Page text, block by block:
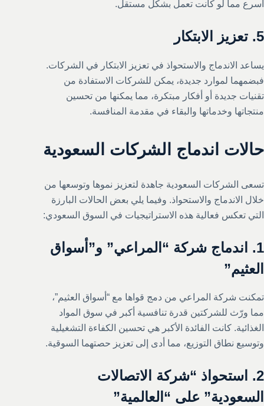
أسرع مما لو كانت تعمل بشكل مستقل.
5. تعزيز الابتكار
يساعد الاندماج والاستحواذ في تعزيز الابتكار في الشركات.
فبضمهما لموارد جديدة، يمكن للشركات الاستفادة من
تقنيات جديدة أو أفكار مبتكرة، مما يمكنها من تحسين
منتجاتها وخدماتها والبقاء في مقدمة المنافسة.
حالات اندماج الشركات السعودية
تسعى الشركات السعودية جاهدة لتعزيز نموها وتوسعها من
خلال الاندماج والاستحواذ. وفيما يلي بعض الحالات البارزة
التي تعكس فعالية هذه الاستراتيجيات في السوق السعودي:
1. اندماج شركة “المراعي” و”أسواق
العثيم”
تمكنت شركة المراعي من دمج قواها مع “أسواق العثيم”،
مما ورّث للشركتين قدرة تنافسية أكبر في سوق المواد
الغذائية. كانت الفائدة الأكبر هي تحسين الكفاءة التشغيلية
وتوسيع نطاق التوزيع، مما أدى إلى تعزيز حصتهما السوقية.
2. استحواذ “شركة الاتصالات
السعودية” على “العالمية”